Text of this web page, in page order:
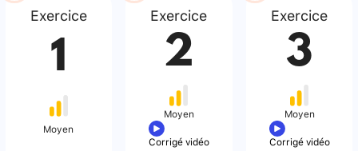
Exercice
1
Moyen
Exercice
2
Moyen
Corrigé vidéo
Exercice
3
Moyen
Corrigé vidéo